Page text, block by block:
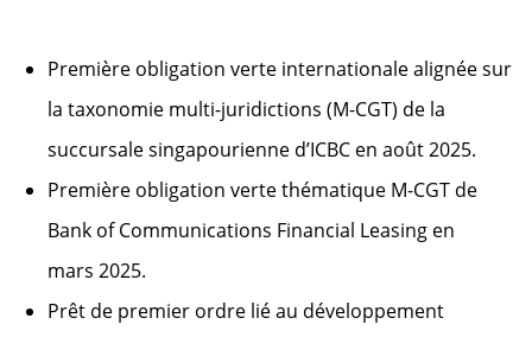
Première obligation verte internationale alignée sur
la taxonomie multi-juridictions (M-CGT) de la
succursale singapourienne d’ICBC en août 2025.
Première obligation verte thématique M-CGT de
Bank of Communications Financial Leasing en
mars 2025.
Prêt de premier ordre lié au développement